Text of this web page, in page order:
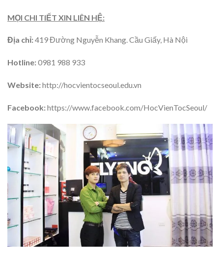
MỌI CHI TIẾT XIN LIÊN HỆ:
Địa chỉ:419 Đường Nguyễn Khang. Cầu Giấy, Hà Nội
Hotline:0981 988 933
Website:http://hocvientocseoul.edu.vn
Facebook:https://www.facebook.com/HocVienTocSeoul/